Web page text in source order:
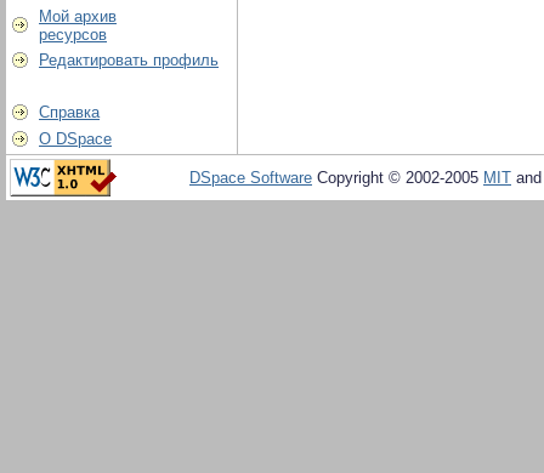
Мой архив
ресурсов
Редактировать профиль
Справка
О DSpace
DSpace Software Copyright © 2002-2005 MIT